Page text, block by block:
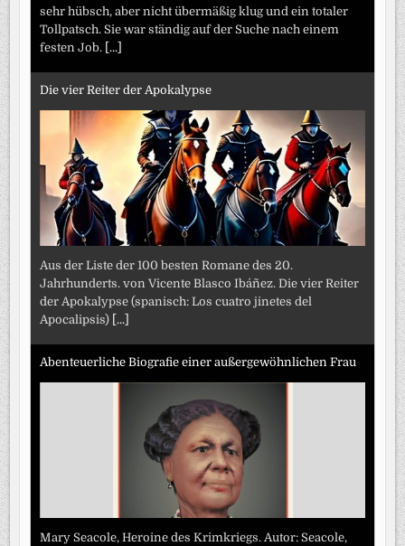
sehr hübsch, aber nicht übermäßig klug und ein totaler
Tollpatsch. Sie war ständig auf der Suche nach einem
festen Job. [...]
Die vier Reiter der Apokalypse
Aus der Liste der 100 besten Romane des 20.
Jahrhunderts. von Vicente Blasco Ibáñez. Die vier Reiter
der Apokalypse (spanisch: Los cuatro jinetes del
Apocalipsis) [...]
Abenteuerliche Biografie einer außergewöhnlichen Frau
Mary Seacole, Heroine des Krimkriegs. Autor: Seacole,